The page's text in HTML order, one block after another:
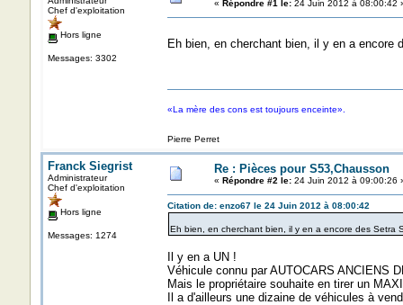
Chef d'exploitation
Hors ligne
Messages: 3302
« Répondre #1 le:24 Juin 2012 à 08:00:42
Eh bien, en cherchant bien, il y en a encore
«La mère des cons est toujours enceinte».
Pierre Perret
Franck Siegrist
Administrateur
Chef d'exploitation
Hors ligne
Messages: 1274
Re : Pièces pour S53,Chausson
« Répondre #2 le:24 Juin 2012 à 09:00:26
Citation de: enzo67 le 24 Juin 2012 à 08:00:42
Eh bien, en cherchant bien, il y en a encore des Setra
Il y en a UN !
Véhicule connu par AUTOCARS ANCIENS
Mais le propriétaire souhaite en tirer un
Il a d'ailleurs une dizaine de véhicules à